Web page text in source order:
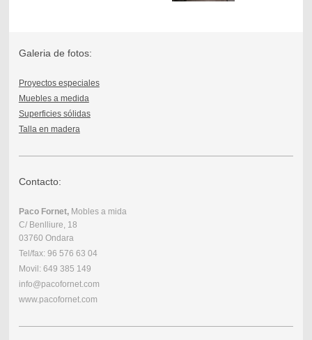
Galeria de fotos:
Proyectos especiales
Muebles a medida
Superficies sólidas
Talla en madera
Contacto:
Paco Fornet,Mobles a mida
C/ Benlliure, 18
03760 Ondara
Tel/fax: 96 576 63 04
Movil: 649 385 149
info@pacofornet.com
www.pacofornet.com